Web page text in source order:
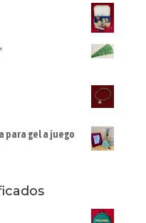
para gel a juego